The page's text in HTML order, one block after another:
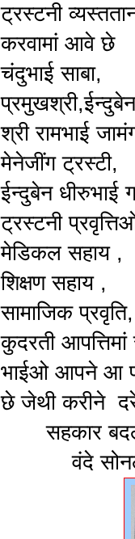
ट्रस्टनी
करवामां आवे छे
चंदुभाई साबा,
श्री रामभाई
मेनेजींग ट्रस्टी,
ईन्दुबेन धीरुभाई
ट्रस्टनी
मेडिकल सहाय ,
शिक्षण सहाय ,
सामाजिक प्रवृति,
कुदरती आपत्तिमां
भाईओ आपने आ
छे जेथी करीने
सहकार
वंदे सोनल